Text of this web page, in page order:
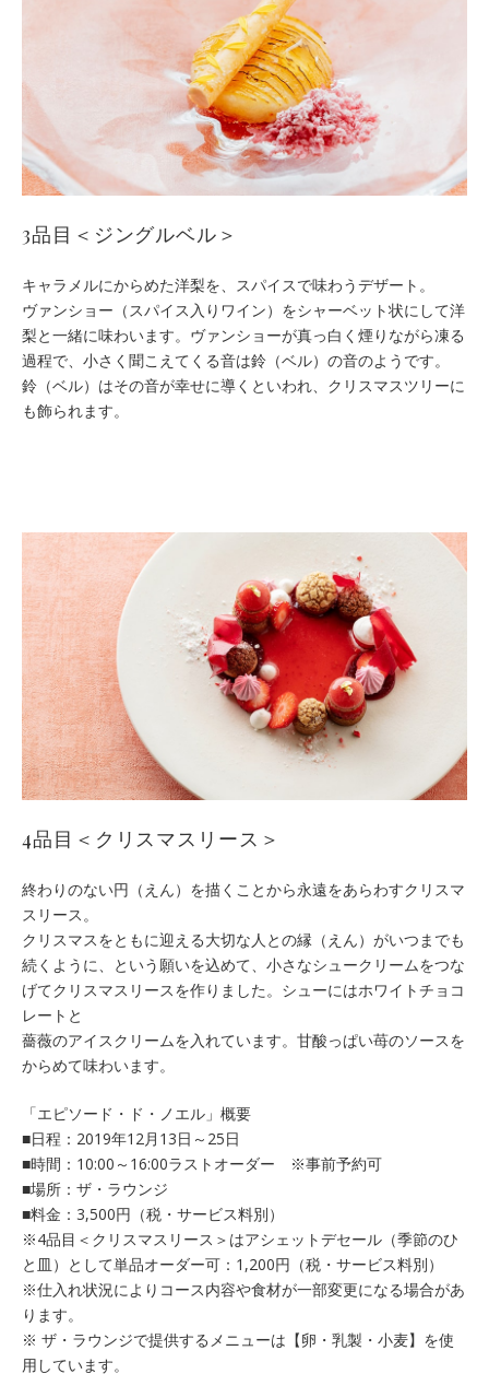
3品目＜ジングルベル＞
キャラメルにからめた洋梨を、スパイスで味わうデザート。
ヴァンショー（スパイス入りワイン）をシャーベット状にして洋
梨と一緒に味わいます。ヴァンショーが真っ白く煙りながら凍る
過程で、小さく聞こえてくる音は鈴（ベル）の音のようです。
鈴（ベル）はその音が幸せに導くといわれ、クリスマスツリーに
も飾られます。
4品目＜クリスマスリース＞
終わりのない円（えん）を描くことから永遠をあらわすクリスマ
スリース。
クリスマスをともに迎える大切な人との縁（えん）がいつまでも
続くように、という願いを込めて、小さなシュークリームをつな
げてクリスマスリースを作りました。シューにはホワイトチョコ
レートと
薔薇のアイスクリームを入れています。甘酸っぱい苺のソースを
からめて味わいます。
「エピソード・ド・ノエル」概要
■日程：2019年12月13日～25日
■時間：10:00～16:00ラストオーダー ※事前予約可
■場所：ザ・ラウンジ
■料金：3,500円（税・サービス料別）
※4品目＜クリスマスリース＞はアシェットデセール（季節のひ
と皿）として単品オーダー可：1,200円（税・サービス料別）
※仕入れ状況によりコース内容や食材が一部変更になる場合があ
ります。
※ ザ・ラウンジで提供するメニューは【卵・乳製・小麦】を使
用しています。